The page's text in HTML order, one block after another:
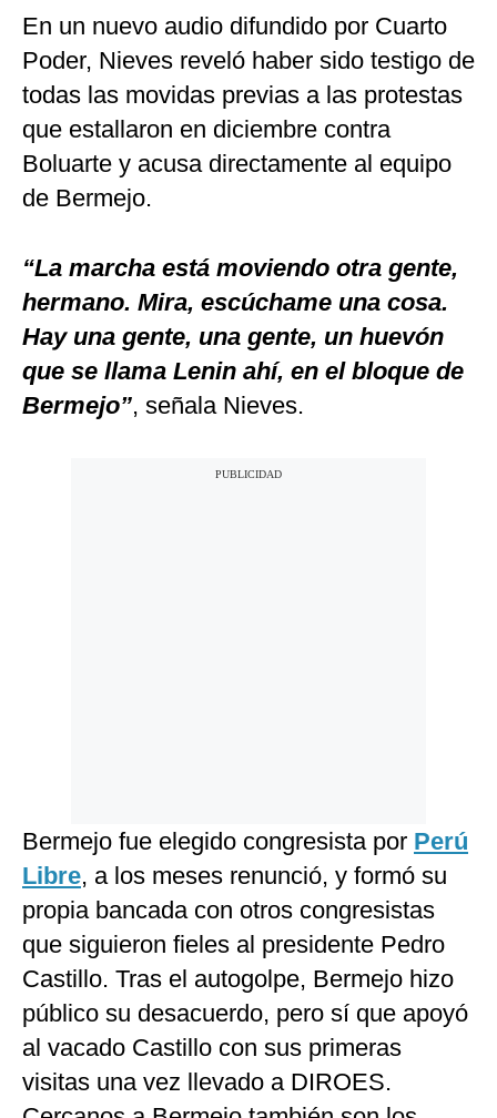
En un nuevo audio difundido por Cuarto
Poder, Nieves reveló haber sido testigo de
todas las movidas previas a las protestas
que estallaron en diciembre contra
Boluarte y acusa directamente al equipo
de Bermejo.
“La marcha está moviendo otra gente,
hermano. Mira, escúchame una cosa.
Hay una gente, una gente, un huevón
que se llama Lenin ahí, en el bloque de
Bermejo”, señala Nieves.
Bermejo fue elegido congresista por Perú
Libre, a los meses renunció, y formó su
propia bancada con otros congresistas
que siguieron fieles al presidente Pedro
Castillo. Tras el autogolpe, Bermejo hizo
público su desacuerdo, pero sí que apoyó
al vacado Castillo con sus primeras
visitas una vez llevado a DIROES.